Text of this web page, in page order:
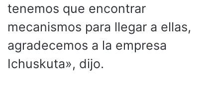
tenemos que encontrar
mecanismos para llegar a ellas,
agradecemos a la empresa
Ichuskuta», dijo.